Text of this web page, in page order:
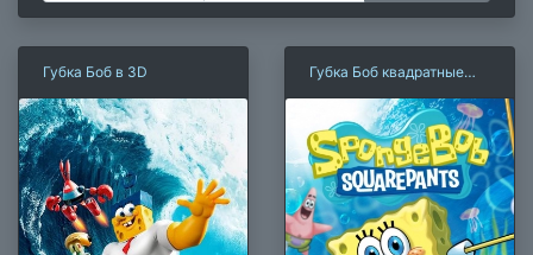
Губка Боб в 3D
Губка Боб квадратные